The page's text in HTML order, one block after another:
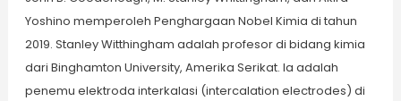
Yoshino memperoleh Penghargaan Nobel Kimia di tahun
2019. Stanley Witthingham adalah profesor di bidang kimia
dari Binghamton University, Amerika Serikat. Ia adalah
penemu elektroda interkalasi (intercalation electrodes) di